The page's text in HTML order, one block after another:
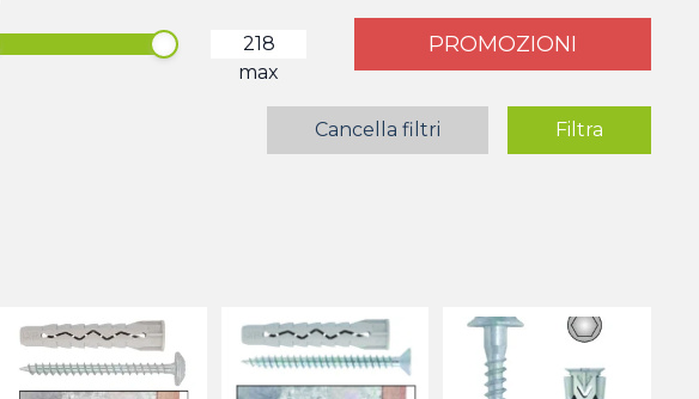
max
PROMOZIONI
Cancella filtri Filtra